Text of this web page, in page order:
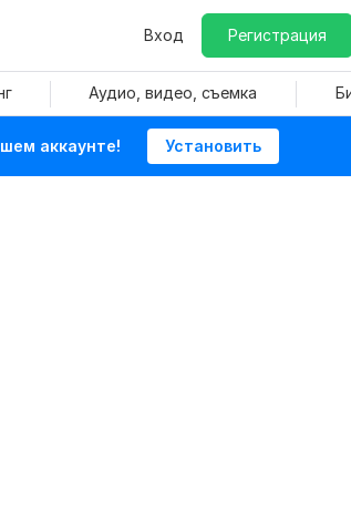
Вход Регистрация
Аудио, видео, съемка
аккаунте! Установить